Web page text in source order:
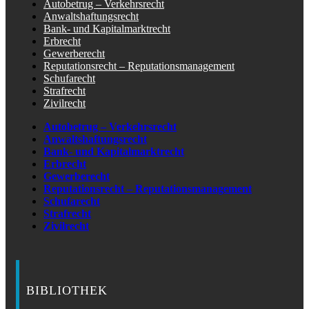
Autobetrug – Verkehrsrecht
Anwaltshaftungsrecht
Bank- und Kapitalmarktrecht
Erbrecht
Gewerberecht
Reputationsrecht – Reputationsmanagement
Schufarecht
Strafrecht
Zivilrecht
Autobetrug – Verkehrsrecht
Anwaltshaftungsrecht
Bank- und Kapitalmarktrecht
Erbrecht
Gewerberecht
Reputationsrecht – Reputationsmanagement
Schufarecht
Strafrecht
Zivilrecht
BIBLIOTHEK